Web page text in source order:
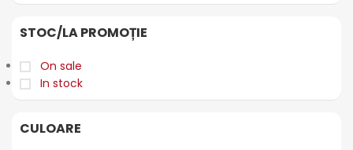
STOC/LA PROMOȚIE
On sale
In stock
CULOARE